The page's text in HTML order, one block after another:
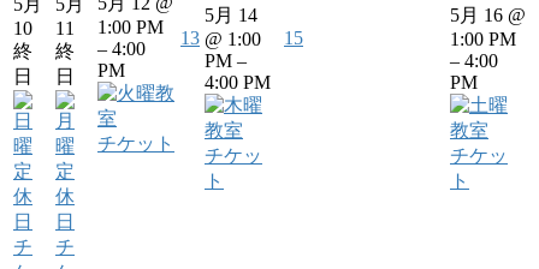
5月
10
終
日
チ
5月
11
終
日
チ
1:00 PM
– 4:00
PM
チケット
13
5月 14
@ 1:00
PM –
4:00 PM
チケッ
ト
15
5月 16 @
1:00 PM
– 4:00
PM
チケッ
ト